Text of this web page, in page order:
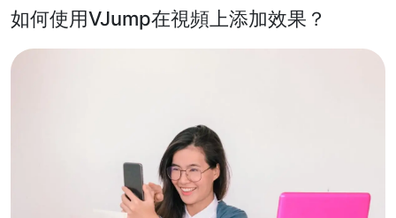
如何使用VJump在視頻上添加效果？